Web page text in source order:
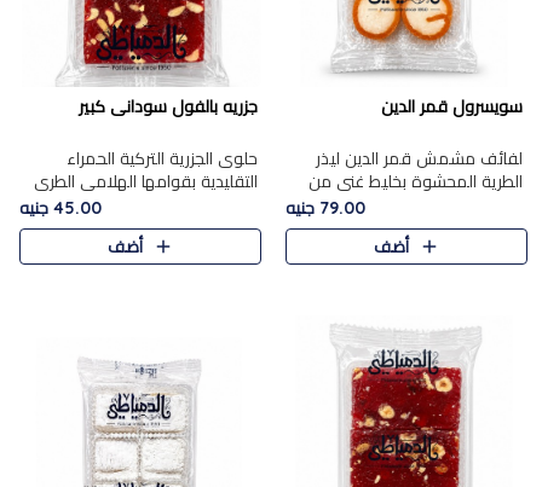
سويسرول قمر الدين
لفائف مشمش قمر الدين ليذر
الطرية المحشوة بخليط غني من
جوز الهند الأبيض والمكسرات
الفاخرة، يقدم المذاق الحلو
الطبيعي لقمر الدين و تجمع بين
79.00 جنيه
أضف
جزريه بالفول سودانى كبير
حلوى الجزرية التركية الحمراء
التقليدية بقوامها الهلامي الطري
ولونها الأحمر المميز، محشوة
بسخاء بالفول السوداني المحمص
لتمنحك توازنًا رائعًا ..
45.00 جنيه
أضف